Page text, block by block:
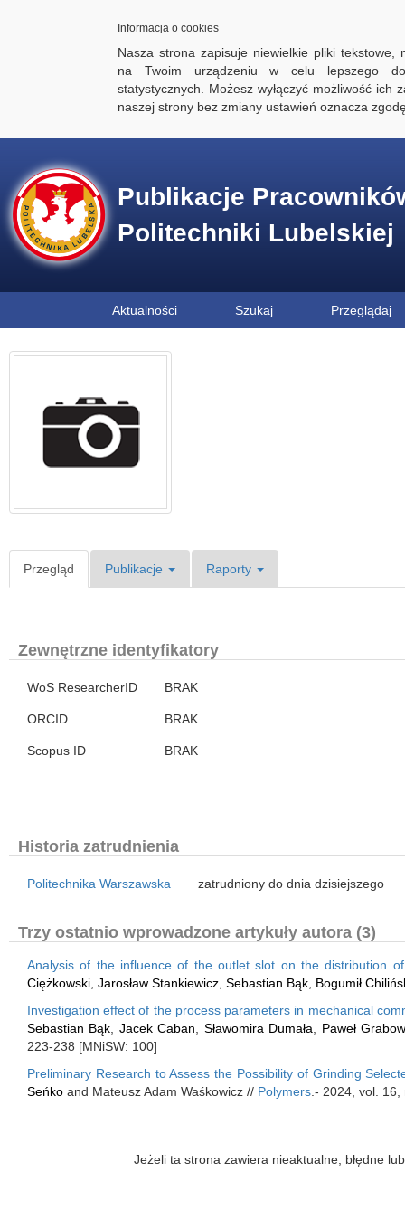
Informacja o cookies
Nasza strona zapisuje niewielkie pliki tekstowe,
na Twoim urządzeniu w celu lepszego
statystycznych. Możesz wyłączyć możliwość ich
naszej strony bez zmiany ustawień oznacza
Publikacje
Politechniki Lubelskiej
Aktualności Szukaj Przeglądaj
Przegląd Publikacje Raporty
Zewnętrzne identyfikatory
WoS ResearcherID BRAK
ORCID BRAK
Scopus ID BRAK
Historia zatrudnienia
Politechnika Warszawska zatrudniony do dnia dzisiejszego
Trzy ostatnio wprowadzone artykuły autora (3)
Analysis of the influence of the outlet slot on the distribution
Ciężkowski Jarosław Stankiewicz Sebastian Bąk Bogumił
Investigation effect of the process parameters in mechanical
Sebastian Bąk
Jacek Caban Sławomira Dumała
Paweł
223-238 [MNiSW: 100]
Preliminary Research to Assess the Possibility of Grinding
Seńko and Mateusz Adam Waśkowicz // Polymers .- 2024, vol.
Jeżeli ta strona zawiera nieaktualne, błędne